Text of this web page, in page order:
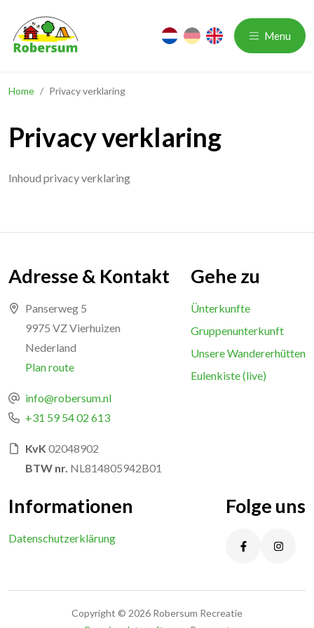
Menu
nl de en
Home / Privacy verklaring
Privacy verklaring
Inhoud privacy verklaring
Adresse & Kontakt
Panserweg 5
9975 VZ Vierhuizen
Nederland
Plan route
info@robersum.nl
+31 59 54 02 613
KvK 02048902
BTW nr. NL814805942B01
Gehe zu
Ünterkunfte
Gruppenunterkunft
Unsere Wandererhütten
Eulenkiste (live)
Informationen
Datenschutzerklärung
Folge uns
Copyright © 2026 Robersum Recreatie